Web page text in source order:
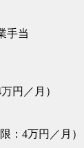
手当
円／月）
：4万円／月）